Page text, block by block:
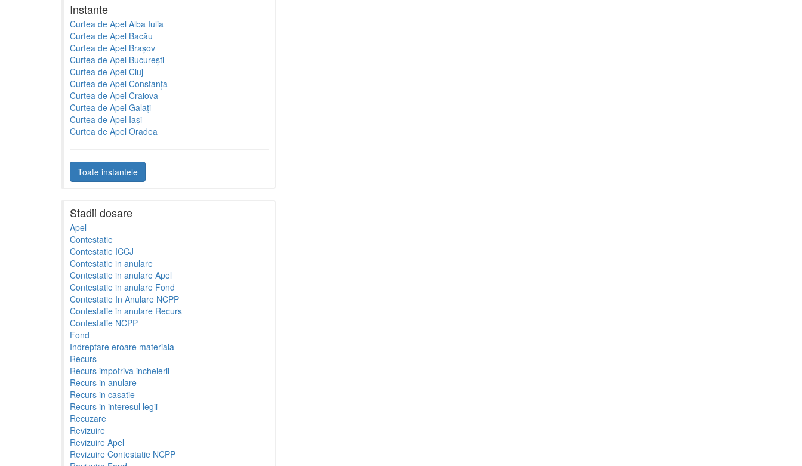
Instante
Curtea de Apel Alba Iulia
Curtea de Apel Bacău
Curtea de Apel Brașov
Curtea de Apel București
Curtea de Apel Cluj
Curtea de Apel Constanța
Curtea de Apel Craiova
Curtea de Apel Galați
Curtea de Apel Iași
Curtea de Apel Oradea
Toate instantele
Stadii dosare
Apel
Contestatie
Contestatie ICCJ
Contestatie in anulare
Contestatie in anulare Apel
Contestatie in anulare Fond
Contestatie In Anulare NCPP
Contestatie in anulare Recurs
Contestatie NCPP
Fond
Indreptare eroare materiala
Recurs
Recurs impotriva incheierii
Recurs in anulare
Recurs in casatie
Recurs in interesul legii
Recuzare
Revizuire
Revizuire Apel
Revizuire Contestatie NCPP